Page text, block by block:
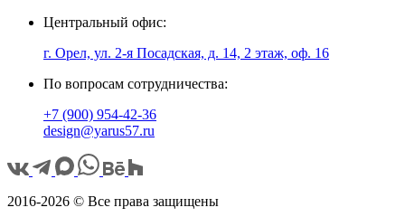
Центральный офис:
г. Орел, ул. 2-я Посадская, д. 14, 2 этаж, оф. 16
По вопросам сотрудничества:
+7 (900) 954-42-36
design@yarus57.ru
2016-2026 © Все права защищены